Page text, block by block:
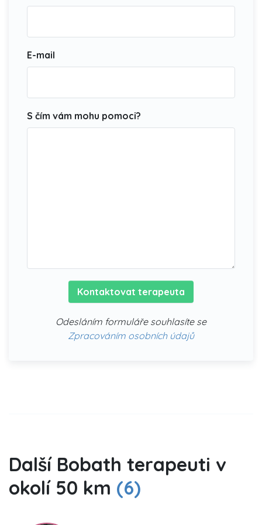
E-mail
S čím vám mohu pomoci?
Kontaktovat terapeuta
Odesláním formuláře souhlasíte se
Zpracováním osobních údajů
Další Bobath terapeuti v
okolí 50 km (6)